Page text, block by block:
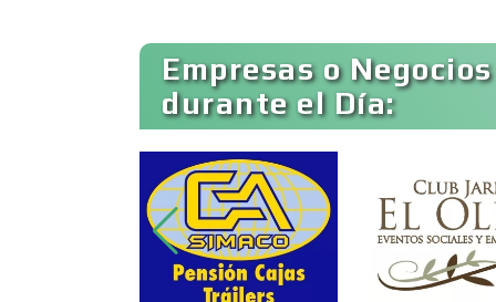
Animadores de Eventos
Artes Gráficas
Artículos de Piel
Empresas o
durante el Día: